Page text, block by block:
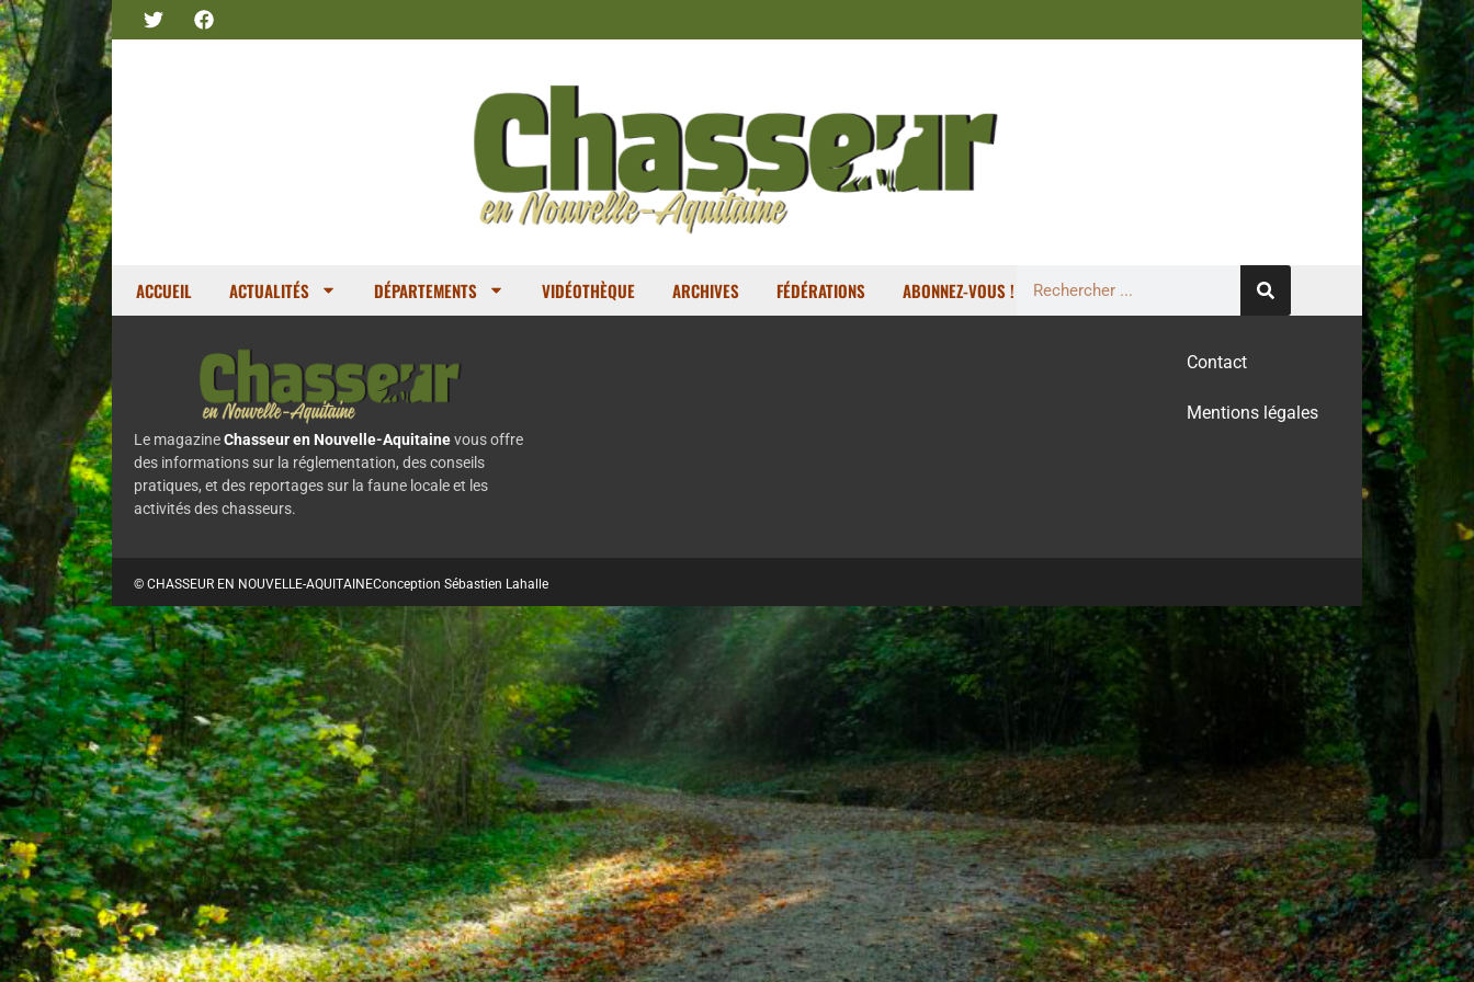
ACCUEIL ACTUALITÉS DÉPARTEMENTS VIDÉOTHÈQUE ARCHIVES FÉDÉRATIONS ABONNEZ-VOUS !
Le magazineChasseur en Nouvelle-Aquitainevous offre
des informations sur la réglementation, des conseils
pratiques, et des reportages sur la faune locale et les
activités des chasseurs.
Contact
Mentions légales
© CHASSEUR EN NOUVELLE-AQUITAINEConception Sébastien Lahalle